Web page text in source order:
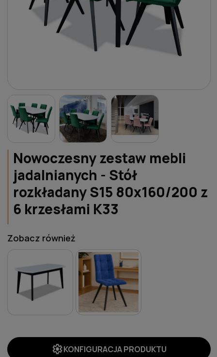
Nowoczesny zestaw mebli
jadalnianych - Stół
rozkładany S15 80x160/200 z
6 krzesłami K33
Zobacz również
settingsKONFIGURACJA PRODUKTU